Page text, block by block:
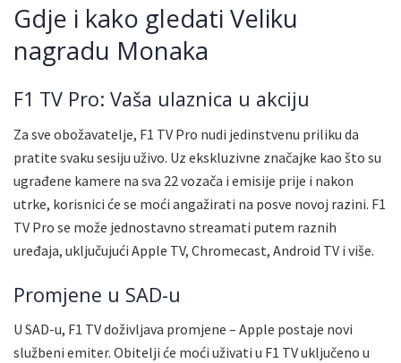
Gdje i kako gledati Veliku
nagradu Monaka
F1 TV Pro: Vaša ulaznica u akciju
Za sve obožavatelje, F1 TV Pro nudi jedinstvenu priliku da
pratite svaku sesiju uživo. Uz ekskluzivne značajke kao što su
ugrađene kamere na sva 22 vozača i emisije prije i nakon
utrke, korisnici će se moći angažirati na posve novoj razini. F1
TV Pro se može jednostavno streamati putem raznih
uređaja, uključujući Apple TV, Chromecast, Android TV i više.
Promjene u SAD-u
U SAD-u, F1 TV doživljava promjene – Apple postaje novi
službeni emiter. Obitelji će moći uživati u F1 TV uključeno u